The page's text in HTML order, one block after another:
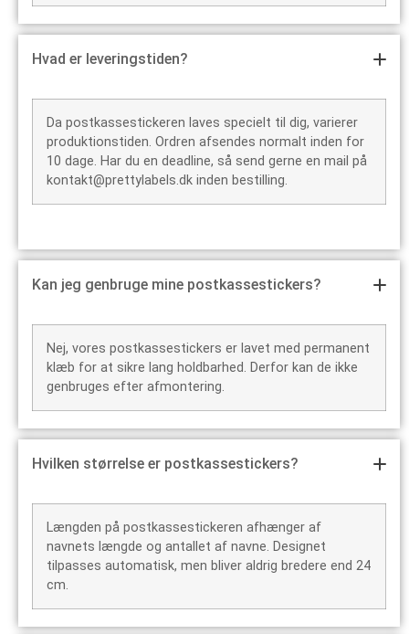
Hvad er leveringstiden?
Da postkassestickeren laves specielt til dig, varierer
produktionstiden. Ordren afsendes normalt inden for
10 dage. Har du en deadline, så send gerne en mail på
kontakt@prettylabels.dk inden bestilling.
Kan jeg genbruge mine postkassestickers?
Nej, vores postkassestickers er lavet med permanent
klæb for at sikre lang holdbarhed. Derfor kan de ikke
genbruges efter afmontering.
Hvilken størrelse er postkassestickers?
Længden på postkassestickeren afhænger af
navnets længde og antallet af navne. Designet
tilpasses automatisk, men bliver aldrig bredere end 24
cm.